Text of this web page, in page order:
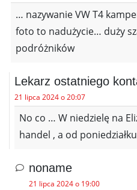
… nazywanie VW T4
foto to nadużycie… duży
podróżników
Lekarz ostatniego
21 lipca 2024 o 20:07
No co … W niedzielę na
handel , a od
noname
21 lipca 2024 o 19:00